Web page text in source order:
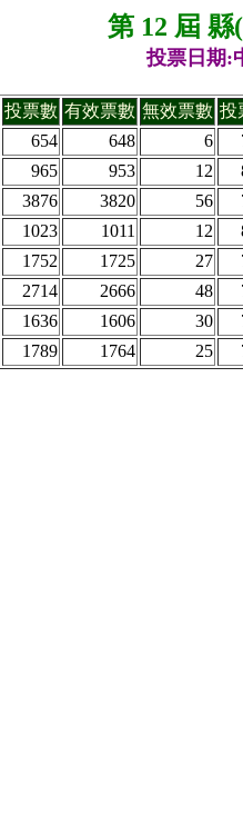
第 12 屆
投票日期:
投票數 有效票數 無效票數 投
654 648 6
965 953 12
3876 3820 56
1023 1011 12
1752 1725 27
2714 2666 48
1636 1606 30
1789 1764 25